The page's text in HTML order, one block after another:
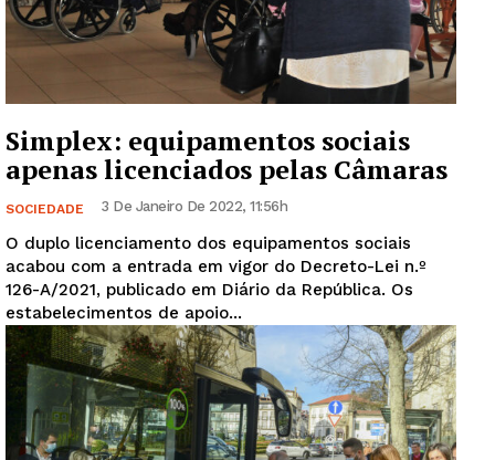
Simplex: equipamentos sociais
apenas licenciados pelas Câmaras
SOCIEDADE 3 De Janeiro De 2022, 11:56h
O duplo licenciamento dos equipamentos sociais
acabou com a entrada em vigor do Decreto-Lei n.º
126-A/2021, publicado em Diário da República. Os
estabelecimentos de apoio...